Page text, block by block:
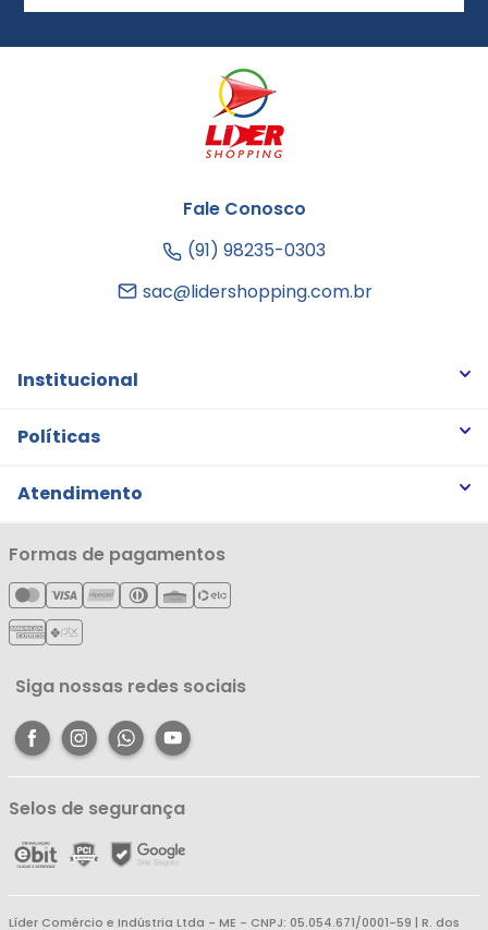
Fale Conosco
(91) 98235-0303
sac@lidershopping.com.br
Institucional
Quem somos
Notícias
Cartão Líderzan
Políticas
Trocas e Devoluções
Política de Privacidade
Política de Entrega
Política de Reembolso
Atendimento
Minha Conta
Meus Pedidos
Meus Favoritos
Central de Atendimento
Formas de pagamentos
Siga nossas redes sociais
Selos de segurança
Líder Comércio e Indústria Ltda - ME - CNPJ: 05.054.671/0001-59 | R. dos